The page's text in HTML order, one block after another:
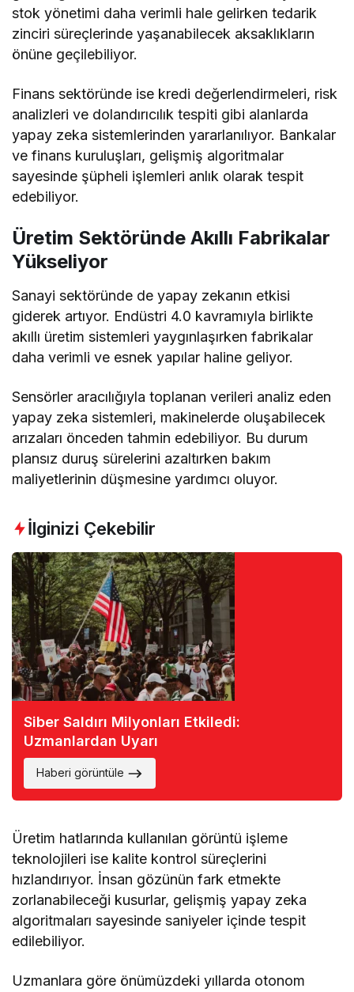
stok yönetimi daha verimli hale gelirken tedarik
zinciri süreçlerinde yaşanabilecek aksaklıkların
önüne geçilebiliyor.
Finans sektöründe ise kredi değerlendirmeleri, risk
analizleri ve dolandırıcılık tespiti gibi alanlarda
yapay zeka sistemlerinden yararlanılıyor. Bankalar
ve finans kuruluşları, gelişmiş algoritmalar
sayesinde şüpheli işlemleri anlık olarak tespit
edebiliyor.
Üretim Sektöründe Akıllı Fabrikalar
Yükseliyor
Sanayi sektöründe de yapay zekanın etkisi
giderek artıyor. Endüstri 4.0 kavramıyla birlikte
akıllı üretim sistemleri yaygınlaşırken fabrikalar
daha verimli ve esnek yapılar haline geliyor.
Sensörler aracılığıyla toplanan verileri analiz eden
yapay zeka sistemleri, makinelerde oluşabilecek
arızaları önceden tahmin edebiliyor. Bu durum
plansız duruş sürelerini azaltırken bakım
maliyetlerinin düşmesine yardımcı oluyor.
İlginizi Çekebilir
Siber Saldırı Milyonları Etkiledi:
Uzmanlardan Uyarı
Haberi görüntüle
Üretim hatlarında kullanılan görüntü işleme
teknolojileri ise kalite kontrol süreçlerini
hızlandırıyor. İnsan gözünün fark etmekte
zorlanabileceği kusurlar, gelişmiş yapay zeka
algoritmaları sayesinde saniyeler içinde tespit
edilebiliyor.
Uzmanlara göre önümüzdeki yıllarda otonom